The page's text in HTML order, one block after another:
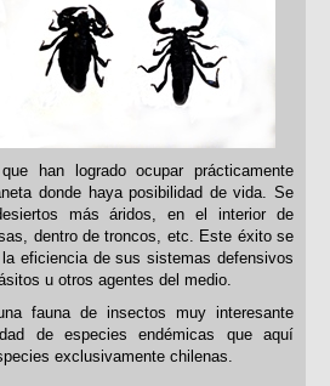
han logrado ocupar prácticamente
donde haya posibilidad de vida. Se
más áridos, en el interior de
dentro de troncos, etc. Este éxito se
eficiencia de sus sistemas defensivos
u otros agentes del medio.
fauna de insectos muy interesante
de especies endémicas que aquí
exclusivamente chilenas.